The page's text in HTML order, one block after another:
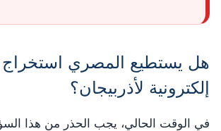
هل يستطيع المصري استخراج
إلكترونية لأذربيجان؟